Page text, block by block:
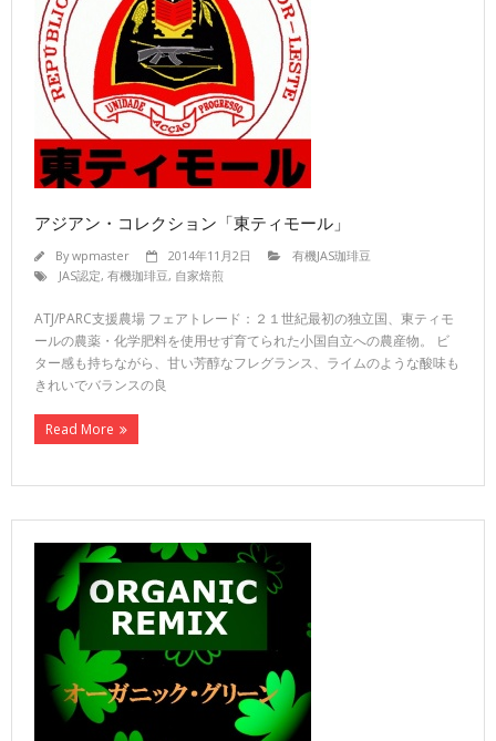
アジアン・コレクション「東ティモール」
Bywpmaster 2014年11月2日
有機JAS珈琲豆
JAS認定, 有機珈琲豆, 自家焙煎
ATJ/PARC支援農場 フェアトレード：２１世紀最初の独立国、東ティモ
ールの農薬・化学肥料を使用せず育てられた小国自立への農産物。 ビ
ター感も持ちながら、甘い芳醇なフレグランス、ライムのような酸味も
きれいでバランスの良
Read More